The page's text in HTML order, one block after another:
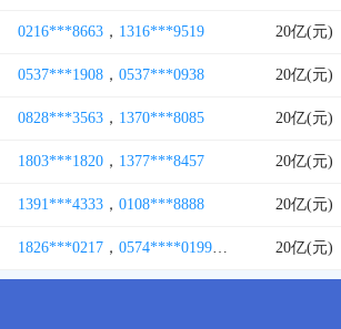
0216***8663 ， 1316***9519 20亿(元)
0537***1908 ， 0537***0938 20亿(元)
0828***3563 ， 1370***8085 20亿(元)
1803***1820 ， 1377***8457 20亿(元)
1391***4333 ， 0108***8888 20亿(元)
1826***0217 ， 0574****0199， 0574****6671，
20亿(元)